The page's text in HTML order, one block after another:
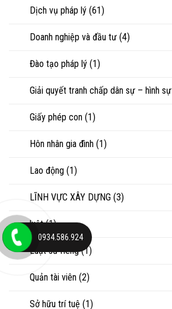
Dịch vụ pháp lý (61)
Doanh nghiệp và đầu tư (4)
Đào tạo pháp lý (1)
Giải quyết tranh chấp dân sự – hình sự
Giấy phép con (1)
Hôn nhân gia đình (1)
Lao động (1)
LĨNH VỰC XÂY DỰNG (3)
luật(1)
Luật sư riêng(1)
Quản tài viên (2)
Sở hữu trí tuệ (1)
0934.586.924